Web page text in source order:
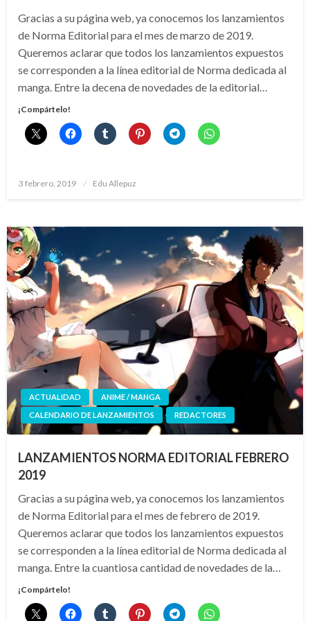
Gracias a su página web, ya conocemos los lanzamientos
de Norma Editorial para el mes de marzo de 2019.
Queremos aclarar que todos los lanzamientos expuestos
se corresponden a la línea editorial de Norma dedicada al
manga. Entre la decena de novedades de la editorial…
¡Compártelo!
Publicado
3 febrero, 2019 Edu Allepuz
ACTUALIDAD
ANIME / MANGA
CALENDARIO DE LANZAMIENTOS
REDACTORES
LANZAMIENTOS NORMA EDITORIAL FEBRERO
2019
Gracias a su página web, ya conocemos los lanzamientos
de Norma Editorial para el mes de febrero de 2019.
Queremos aclarar que todos los lanzamientos expuestos
se corresponden a la línea editorial de Norma dedicada al
manga. Entre la cuantiosa cantidad de novedades de la…
¡Compártelo!